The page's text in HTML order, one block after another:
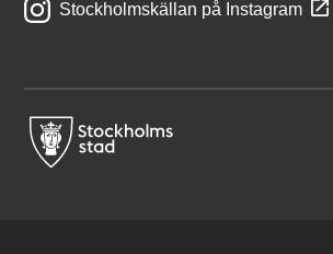
Stockholmskällan på Instagram